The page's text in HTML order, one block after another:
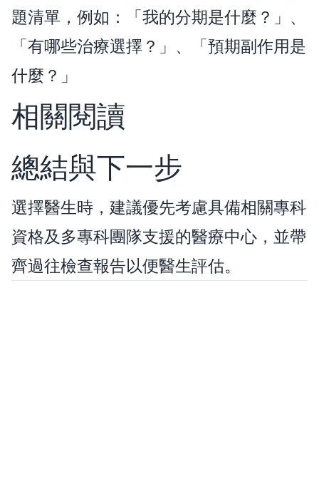
題清單，例如：「我的分期是什麼？」、
「有哪些治療選擇？」、「預期副作用是
什麼？」
相關閱讀
總結與下一步
選擇醫生時，建議優先考慮具備相關專科
資格及多專科團隊支援的醫療中心，並帶
齊過往檢查報告以便醫生評估。